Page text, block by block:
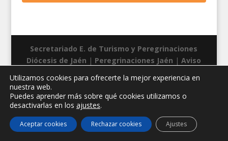
Secretariado E. de Turismo y Peregrinaciones
Diócesis de Jaén | Peregrinaciones Jaén |Aviso
Utilizamos cookies para ofrecerte la mejor experiencia en
nuestra web.
Puedes aprender más sobre qué cookies utilizamos o
desactivarlas en los ajustes.
Aceptar cookies Rechazar cookies Ajustes